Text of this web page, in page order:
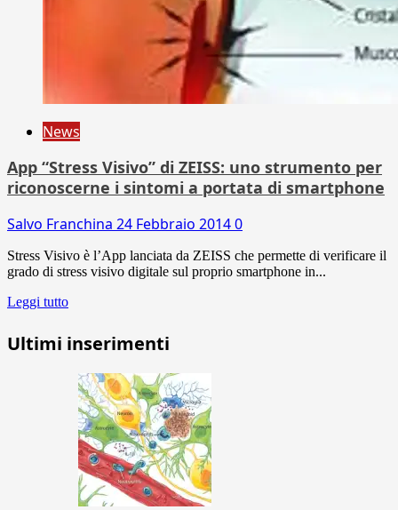
News
App “Stress Visivo” di ZEISS: uno strumento per
riconoscerne i sintomi a portata di smartphone
Salvo Franchina 24 Febbraio 20140
Stress Visivo è l’App lanciata da ZEISS che permette di verificare il
grado di stress visivo digitale sul proprio smartphone in...
Leggi tutto
Ultimi inserimenti